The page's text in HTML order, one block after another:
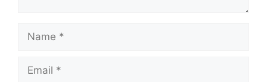
Name
Email